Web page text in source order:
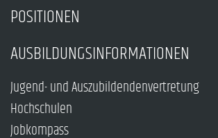
POSITIONEN
AUSBILDUNGSINFORMATIONEN
Jugend- und Auszubildendenvertretung
Hochschulen
Jobkompass